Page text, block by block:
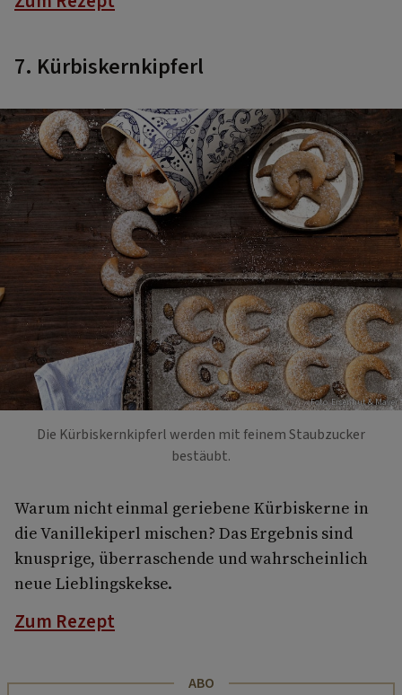
7. Kürbiskernkipferl
Foto: Eisenhut & Mayer
Die Kürbiskernkipferl werden mit feinem Staubzucker
bestäubt.
Warum nicht einmal geriebene Kürbiskerne in
die Vanillekiperl mischen? Das Ergebnis sind
knusprige, überraschende und wahrscheinlich
neue Lieblingskekse.
Zum Rezept
ABO